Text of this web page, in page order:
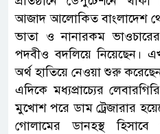
আজাদ আলোকিত বাংলাদেশ
ভাতা ও নানারকম
পদবীও বদলিয়ে নিয়েছেন।
অর্থ হাতিয়ে নেওয়া শুরু
এদিকে মধ্যপ্রাচ্যের
মুখোশ পরে ডাম ট্রেজারার
গোলামের ডানহস্থ হিসাবে